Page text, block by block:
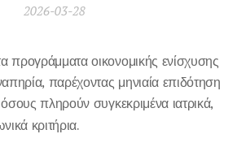
2026-03-28
προγράμματα οικονομικής ενίσχυσης
παρέχοντας μηνιαία επιδότηση
πληρούν συγκεκριμένα ιατρικά,
κριτήρια.